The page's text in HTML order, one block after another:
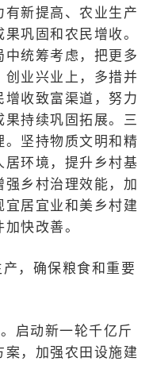
新提高、农业生产
巩固和农民增收。
统筹考虑，把更多
创业兴业上，多措并
收致富渠道，努力
持续巩固拓展。三
。坚持物质文明和精
居环境，提升乡村基
乡村治理效能，加
居宜业和美乡村建
快改善。
，确保粮食和重要
启动新一轮千亿斤
，加强农田设施建